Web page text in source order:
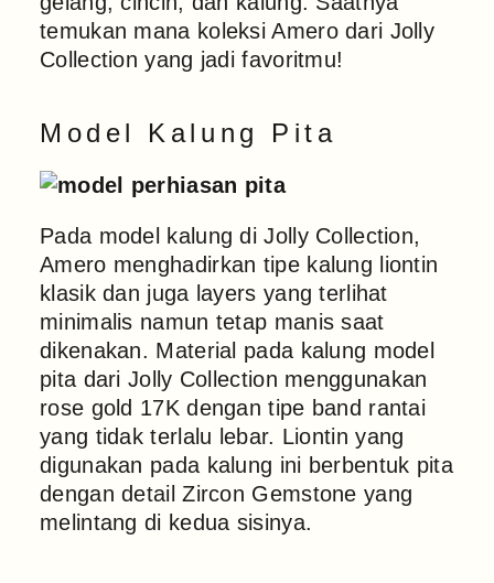
temukan mana koleksi Amero dari Jolly
Collection yang jadi favoritmu!
Model Kalung Pita
Pada model kalung di Jolly Collection,
Amero menghadirkan tipe kalung liontin
klasik dan juga layers yang terlihat
minimalis namun tetap manis saat
dikenakan. Material pada kalung model
pita dari Jolly Collection menggunakan
rose gold 17K dengan tipe band rantai
yang tidak terlalu lebar. Liontin yang
digunakan pada kalung ini berbentuk pita
dengan detail Zircon Gemstone yang
melintang di kedua sisinya.